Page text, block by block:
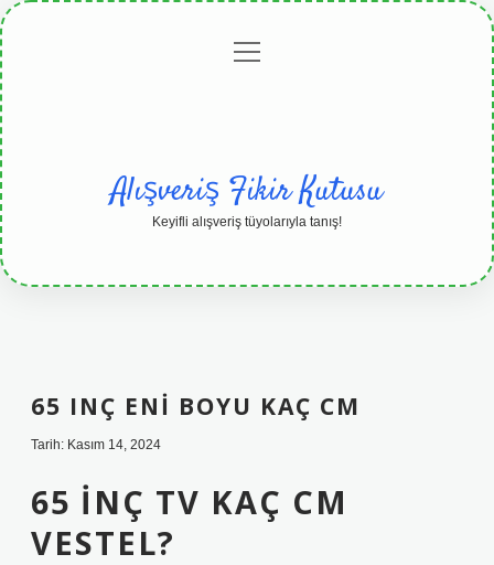
Gizlilikmenüyü
Alışveriş Fikir Kutusu
Keyifli alışveriş tüyolarıyla tanış!
65 INÇ ENI BOYU KAÇ CM
Tarih: Kasım 14, 2024
65 INÇ TV KAÇ CM
VESTEL?